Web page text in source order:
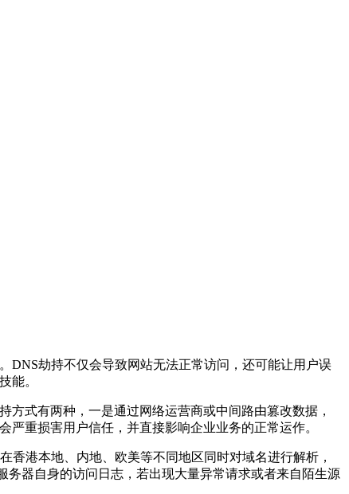
劫持不仅会导致网站无法正常访问，还可能让用户误
能。
式有两种，一是通过网络运营商或中间路由篡改数据，
重损害用户信任，并直接影响企业业务的正常运作。
港本地、内地、欧美等不同地区同时对域名进行解析，
器自身的访问日志，若出现大量异常请求或者来自陌生源